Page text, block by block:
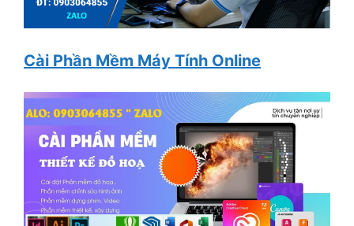
Cài Phần Mềm Máy Tính Online